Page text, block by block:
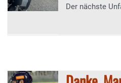
Der nächste